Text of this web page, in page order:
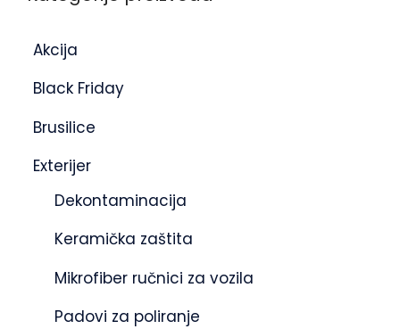
Akcija
Black Friday
Brusilice
Exterijer
Dekontaminacija
Keramička zaštita
Mikrofiber ručnici za vozila
Padovi za poliranje